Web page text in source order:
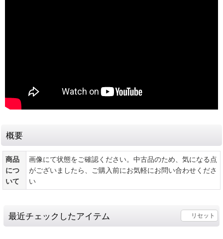
概要
商品
につ
いて
画像にて状態をご確認ください。中古品のため、気になる点
がございましたら、ご購入前にお気軽にお問い合わせくださ
い
最近チェックしたアイテム リセット